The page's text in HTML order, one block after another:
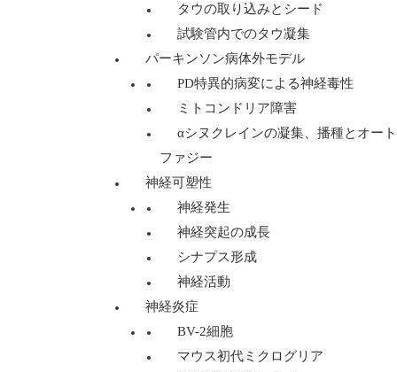
タウの取り込みとシード
試験管内でのタウ凝集
パーキンソン病体外モデル
PD特異的病変による神経毒性
ミトコンドリア障害
αシヌクレインの凝集、播種とオート
ファジー
神経可塑性
神経発生
神経突起の成長
シナプス形成
神経活動
神経炎症
BV-2細胞
マウス初代ミクログリア